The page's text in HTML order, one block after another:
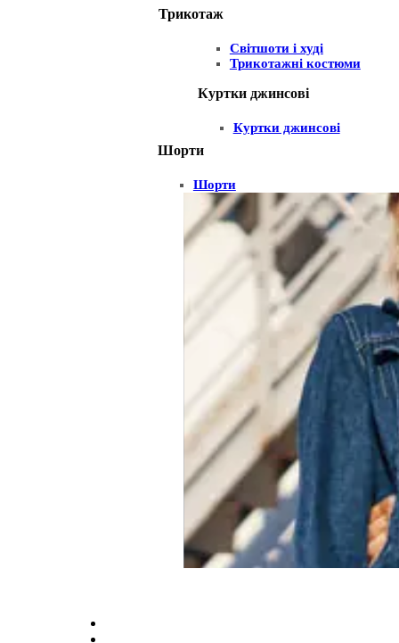
Трикотаж
Світшоти і худі
Трикотажні костюми
Куртки джинсові
Куртки джинсові
Шорти
Шорти